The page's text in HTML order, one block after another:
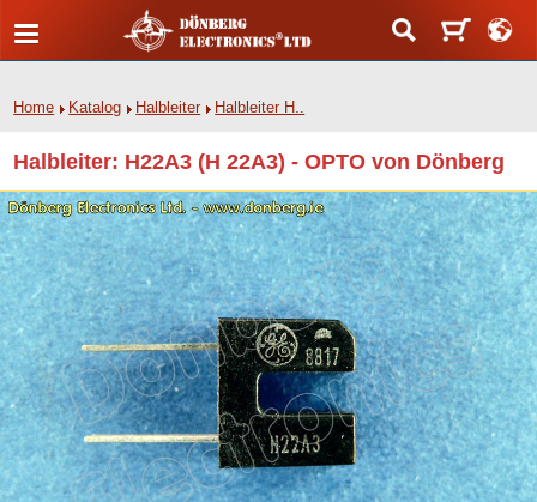
Home Katalog Halbleiter Halbleiter H..
Halbleiter: H22A3 (H 22A3) - OPTO von Dönberg